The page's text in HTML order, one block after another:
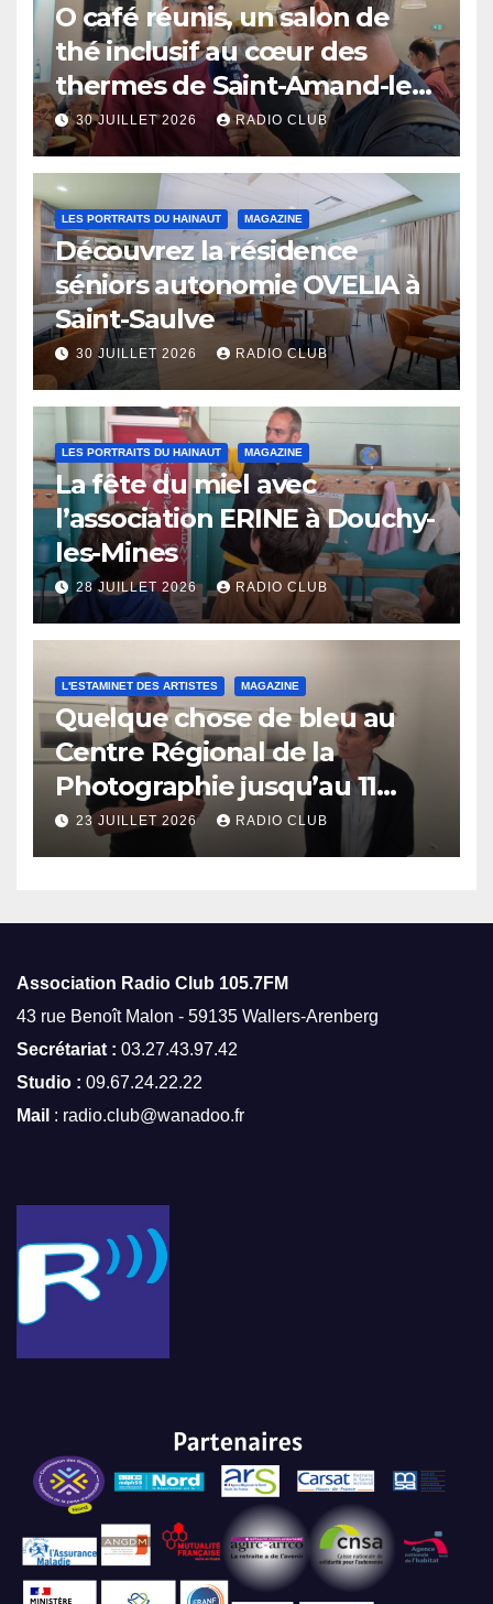
O café réunis, un salon de
thé inclusif au cœur des
thermes de Saint-Amand-les-
Eaux
30 JUILLET 2026 RADIO CLUB
LES PORTRAITS DU HAINAUT MAGAZINE
Découvrez la résidence
séniors autonomie OVELIA à
Saint-Saulve
30 JUILLET 2026 RADIO CLUB
LES PORTRAITS DU HAINAUT MAGAZINE
La fête du miel avec
l’association ERINE à Douchy-
les-Mines
28 JUILLET 2026 RADIO CLUB
L'ESTAMINET DES ARTISTES MAGAZINE
Quelque chose de bleu au
Centre Régional de la
Photographie jusqu’au 11
octobre
23 JUILLET 2026 RADIO CLUB
Association Radio Club 105.7FM
43 rue Benoît Malon - 59135 Wallers-Arenberg
Secrétariat : 03.27.43.97.42
Studio : 09.67.24.22.22
Mail : radio.club@wanadoo.fr